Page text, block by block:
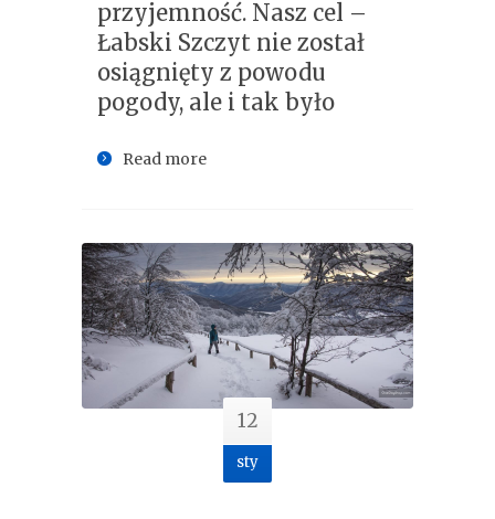
przyjemność. Nasz cel –
Łabski Szczyt nie został
osiągnięty z powodu
pogody, ale i tak było
Read more
12
sty